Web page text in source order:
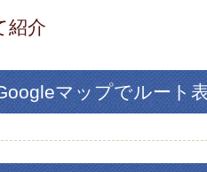
紹介
マップでルート